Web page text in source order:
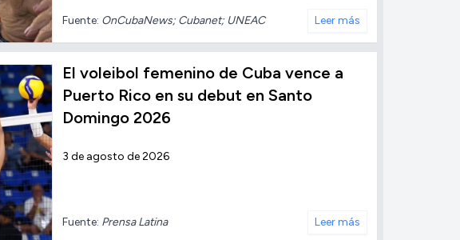
Fuente: OnCubaNews; Cubanet; UNEAC Leer más
El voleibol femenino de Cuba vence a
Puerto Rico en su debut en Santo
Domingo 2026
3 de agosto de 2026
Fuente: Prensa Latina Leer más